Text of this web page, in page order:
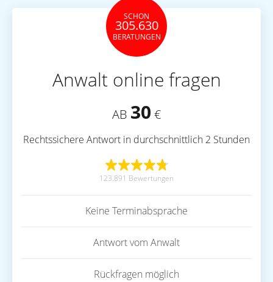
SCHON
305.630
BERATUNGEN
Anwalt online fragen
AB 30 €
Rechtssichere Antwort in durchschnittlich 2 Stunden
123.891 Bewertungen
Keine Terminabsprache
Antwort vom Anwalt
Rückfragen möglich